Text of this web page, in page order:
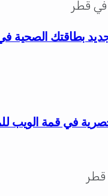
بطاقتك الصحية
في قمة الويب